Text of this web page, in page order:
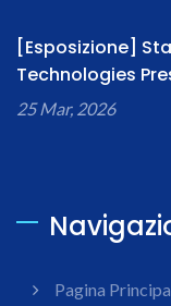
[Esposizione]
Technologies
25 Mar, 2026
Pagina